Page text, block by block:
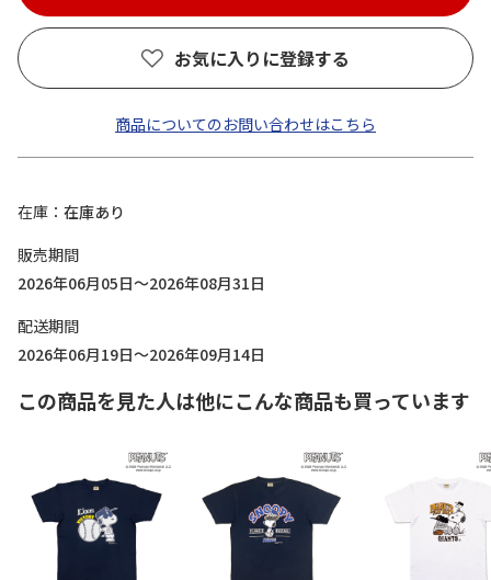
お気に入りに登録する
商品についてのお問い合わせはこちら
在庫
在庫あり
販売期間
2026年06月05日～2026年08月31日
配送期間
2026年06月19日～2026年09月14日
この商品を見た人は他にこんな商品も買っています